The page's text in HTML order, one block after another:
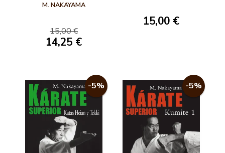
M. NAKAYAMA
15,00 €
14,25 €
15,00 €
-5% -5%